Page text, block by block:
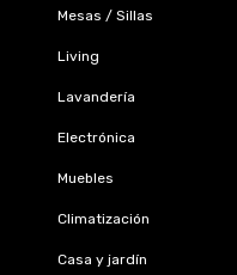
Mesas / Sillas
Living
Lavandería
Electrónica
Muebles
Climatización
Casa y jardín